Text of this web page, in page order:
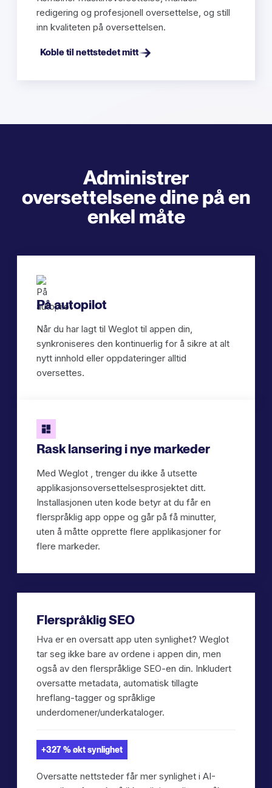
redigering og profesjonell oversettelse, og still
inn kvaliteten på oversettelsen.
Koble til nettstedet mitt
Administrer
oversettelsene dine på en
enkel måte
På autopilot
Når du har lagt til Weglot til appen din,
synkroniseres den kontinuerlig for å sikre at alt
nytt innhold eller oppdateringer alltid
oversettes.
Rask lansering i nye markeder
Med Weglot , trenger du ikke å utsette
applikasjonsoversettelsesprosjektet ditt.
Installasjonen uten kode betyr at du får en
flerspråklig app oppe og går på få minutter,
uten å måtte opprette flere applikasjoner for
flere markeder.
Flerspråklig SEO
Hva er en oversatt app uten synlighet? Weglot
tar seg ikke bare av ordene i appen din, men
også av den flerspråklige SEO-en din. Inkludert
oversatte metadata, automatisk tillagte
hreflang-tagger og språklige
underdomener/underkataloger.
+327 % økt synlighet
Oversatte nettsteder får mer synlighet i AI-